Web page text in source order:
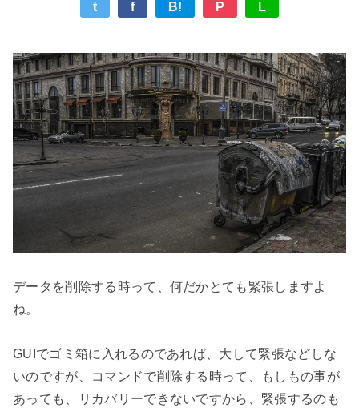
t f B! P L
データを削除する時って、何だかとても緊張しますよ
ね。
GUIでゴミ箱に入れるのであれば、大して緊張などしな
いのですが、コマンドで削除する時って、もしもの事が
あっても、リカバリーできないですから、緊張するのも